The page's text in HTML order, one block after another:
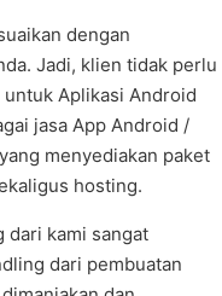
dengan
Jadi, klien tidak perlu
Aplikasi Android
jasa App Android /
menyediakan paket
hosting.
dari kami sangat
dari pembuatan